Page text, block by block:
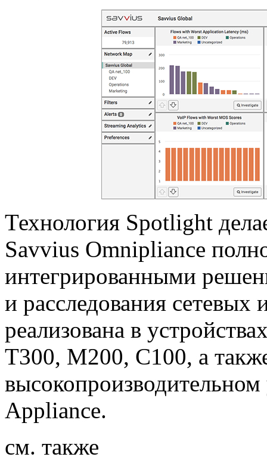
Технология Spotlight
Savvius Omnipliance
интегрированными
и расследования сетевых
реализована в
T300, M200, C100, а
Appliance.
см. также